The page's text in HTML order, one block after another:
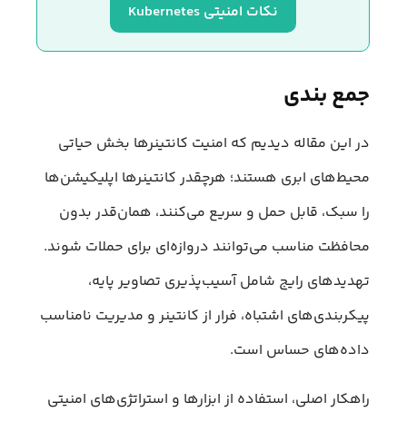
نکات امنیتی Kubernetes
جمع بندی
در این مقاله دیدیم که امنیت کانتینرها بخش حیاتی
محیط‌های ابری هستند؛ هرچقدر کانتینرها اپلیکیشن‌ها
را سبک، قابل حمل و سریع می‌کنند، همان‌قدر بدون
محافظت مناسب می‌توانند دروازه‌ای برای حملات شوند.
تهدیدهای رایج شامل آسیب‌پذیری تصاویر پایه،
پیکربندی‌های اشتباه، فرار از کانتینر و مدیریت نامناسب
داده‌های حساس است.
راهکار اصلی، استفاده از ابزارها و استراتژی‌های امنیتی